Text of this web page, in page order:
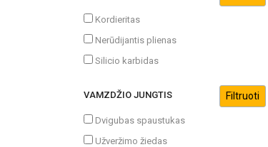
Kordieritas
Nerūdijantis plienas
Silicio karbidas
VAMZDŽIO JUNGTIS
Dvigubas spaustukas
Užveržimo žiedas